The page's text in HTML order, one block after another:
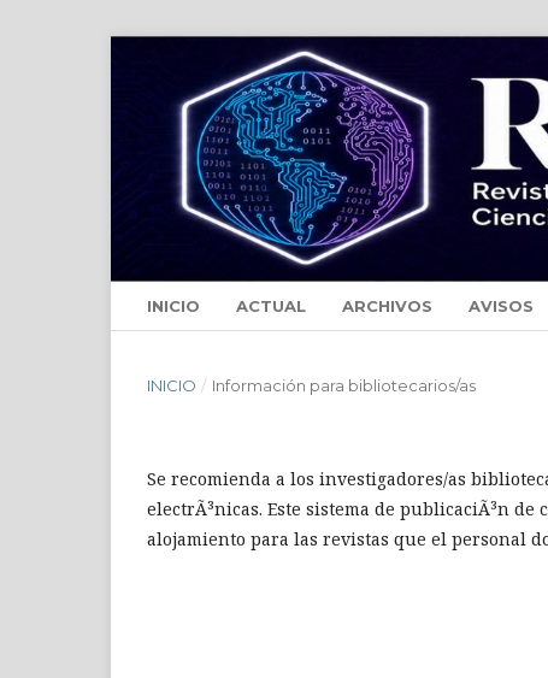
INICIO ACTUAL ARCHIVOS AVISOS
INICIO / Información para bibliotecarios/as
Se recomienda a los investigadores/as
electrÃ³nicas. Este sistema de publicaciÃ³n
alojamiento para las revistas que el personal